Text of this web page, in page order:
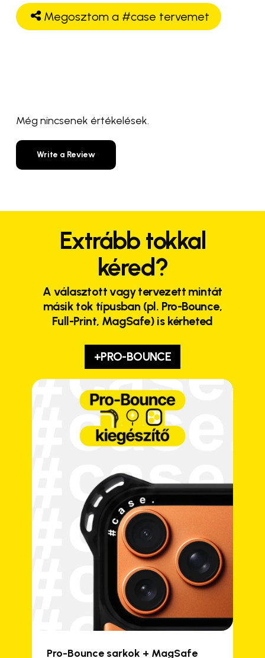
Megosztom a #case tervemet
Még nincsenek értékelések.
Write a Review
Extrább tokkal
kéred?
A választott vagy tervezett mintát
másik tok típusban (pl. Pro-Bounce,
Full-Print, MagSafe) is kérheted
+PRO-BOUNCE
Pro-Bounce sarkok + MagSafe